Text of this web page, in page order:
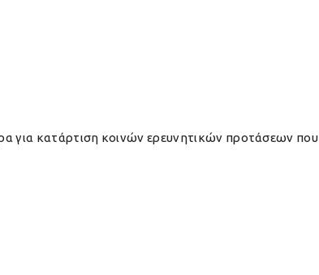
για κατάρτιση κοινών ερευνητικών προτάσεων που